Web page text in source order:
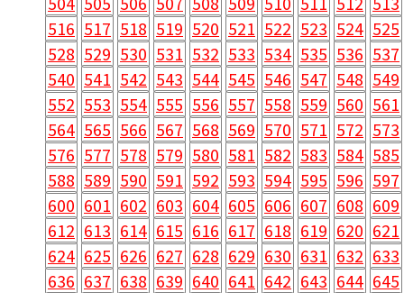
516 517 518 519 520 521 522 523 524 525
528 529 530 531 532 533 534 535 536 537
540 541 542 543 544 545 546 547 548 549
552 553 554 555 556 557 558 559 560 561
564 565 566 567 568 569 570 571 572 573
576 577 578 579 580 581 582 583 584 585
588 589 590 591 592 593 594 595 596 597
600 601 602 603 604 605 606 607 608 609
612 613 614 615 616 617 618 619 620 621
624 625 626 627 628 629 630 631 632 633
636 637 638 639 640 641 642 643 644 645